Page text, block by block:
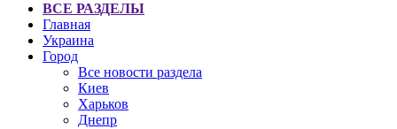
ВСЕ РАЗДЕЛЫ
Главная
Украина
Город
Все новости раздела
Киев
Харьков
Днепр